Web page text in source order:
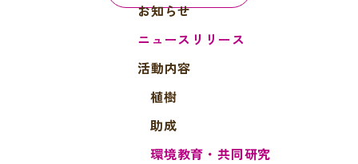
お知らせ
ニュースリリース
活動内容
植樹
助成
環境教育・共同研究